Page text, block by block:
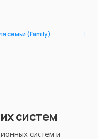
семьи (Family)
систем
систем и